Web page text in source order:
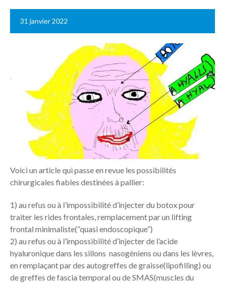
31 janvier 2022
Voici un article qui passe en revue les possibilités
chirurgicales fiables destinées à pallier:
1) au refus ou à l’impossibilité d’injecter du botox pour
traiter les rides frontales, remplacement par un lifting
frontal minimaliste(“quasi endoscopique”)
2) au refus ou à l’impossibilité d’injecter de l’acide
hyaluronique dans les sillons nasogéniens ou dans les lèvres,
en remplaçant par des autogreffes de graisse(lipofilling) ou
de greffes de fascia temporal ou de SMAS(muscles du